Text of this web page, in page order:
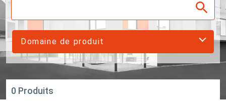
Domaine de produit
0 Produits